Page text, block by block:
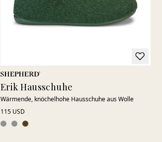
Erik Hausschuhe
Wärmende, knöchelhohe Hausschuhe aus Wolle
115 USD